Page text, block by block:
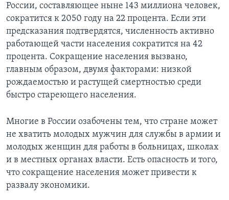
России, составляющее ныне 143 миллиона человек,
сократится к 2050 году на 22 процента. Если эти
предсказания подтвердятся, численность активно
работающей части населения сократится на 42
процента. Сокращение населения вызвано,
главным образом, двумя факторами: низкой
рождаемостью и растущей смертностью среди
быстро стареющего населения.
Многие в России озабочены тем, что стране может
не хватить молодых мужчин для службы в армии и
молодых женщин для работы в больницах, школах
и в местных органах власти. Есть опасность и того,
что сокращение населения может привести к
развалу экономики.